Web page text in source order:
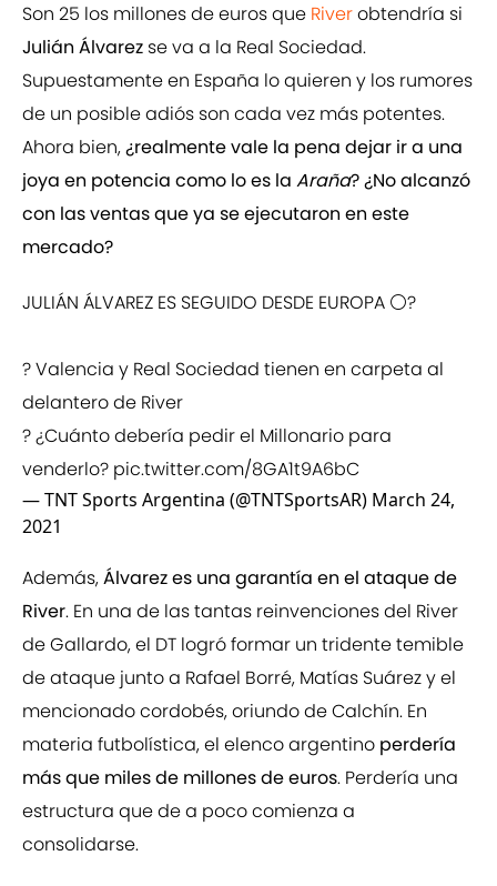
Son 25 los millones de euros que Riverobtendría si
Julián Álvarez se va a la Real Sociedad.
Supuestamente en España lo quieren y los rumores
de un posible adiós son cada vez más potentes.
Ahora bien,¿realmente vale la pena dejar ir a una
joya en potencia como lo es la Araña? ¿No alcanzó
con las ventas que ya se ejecutaron en este
mercado?
JULIÁN ÁLVAREZ ES SEGUIDO DESDE EUROPA ⚪?
? Valencia y Real Sociedad tienen en carpeta al
delantero de River
? ¿Cuánto debería pedir el Millonario para
venderlo? pic.twitter.com/8GA1t9A6bC
— TNT Sports Argentina (@TNTSportsAR) March 24,
2021
Además,Álvarez es una garantía en el ataque de
River. En una de las tantas reinvenciones del River
de Gallardo, el DT logró formar un tridente temible
de ataque junto a Rafael Borré, Matías Suárez y el
mencionado cordobés, oriundo de Calchín. En
materia futbolística, el elenco argentino perdería
más que miles de millones de euros. Perdería una
estructura que de a poco comienza a
consolidarse.